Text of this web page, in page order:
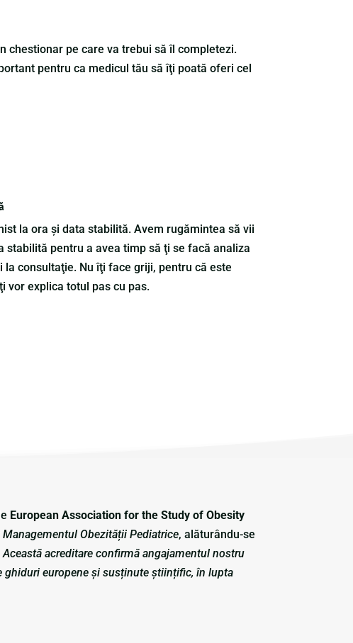
chestionar pe care va trebui să îl completezi.
pentru ca medicul tău să îţi poată oferi cel
la ora şi data stabilită. Avem rugămintea să vii
stabilită pentru a avea timp să ţi se facă analiza
consultaţie. Nu îţi face griji, pentru că este
vor explica totul pas cu pas.
European Association for the Study of Obesity
Obezității Pediatrice, alăturându-se
Această acreditare confirmă angajamentul nostru
ghiduri europene și susținute științific, în lupta